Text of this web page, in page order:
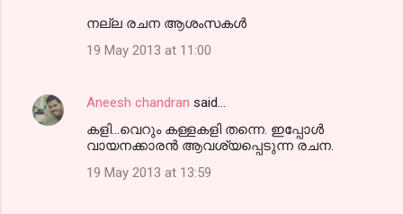
നല്ല രചന ആശംസകൾ
19 May 2013 at 11:00
Aneesh chandran said…
കളി...വെറും കള്ളകളി തന്നെ. ഇപ്പോള്‍
വായനക്കാരന്‍ ആവശ്യപ്പെടുന്ന രചന.
19 May 2013 at 13:59